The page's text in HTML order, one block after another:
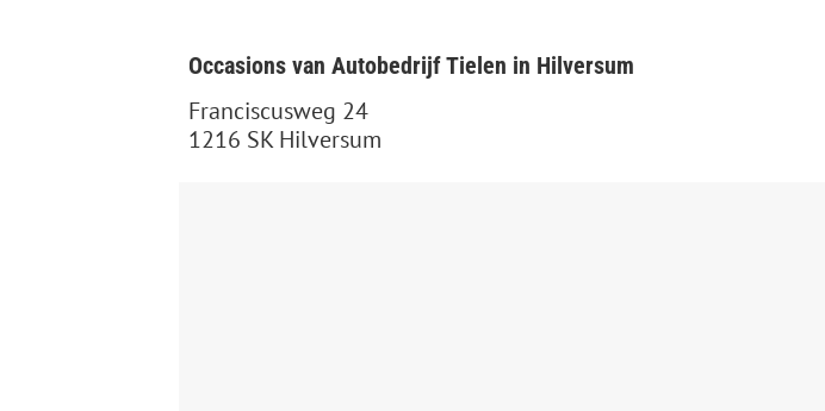
Occasions van Autobedrijf Tielen in Hilversum
Franciscusweg 24
1216 SK Hilversum